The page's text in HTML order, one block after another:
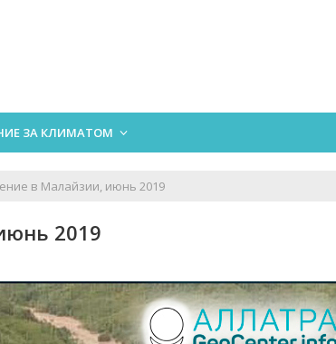
ЗА КЛИМАТОМ
в Малайзии, июнь 2019
2019